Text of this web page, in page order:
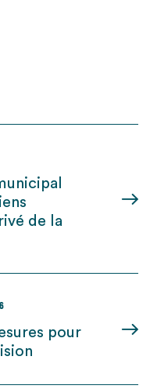
de la
pour